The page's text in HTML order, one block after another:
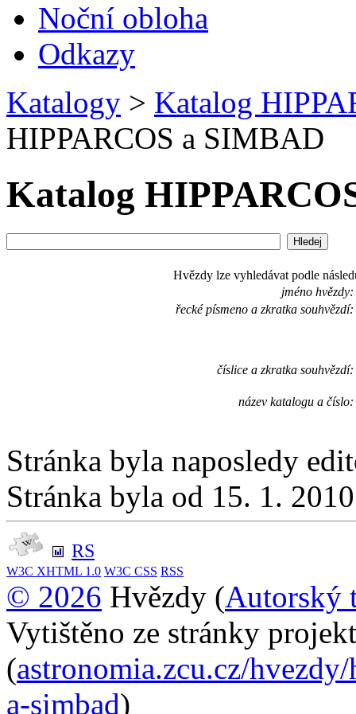
Noční obloha
Odkazy
Katalogy > Katalog
HIPPARCOS a SIMBAD
Katalog
Hvězdy lze vyhledávat podle
jméno hvězdy:
řecké písmeno a zkratka souhvězdí:
číslice a zkratka souhvězdí:
název katalogu a číslo:
Stránka byla naposledy
Stránka byla od 15. 1.
RS
W3C XHTML 1.0 W3C CSS RSS
© 2026 Hvězdy (Autorský
Vytištěno ze stránky
(astronomia.zcu.cz/
a-simbad)